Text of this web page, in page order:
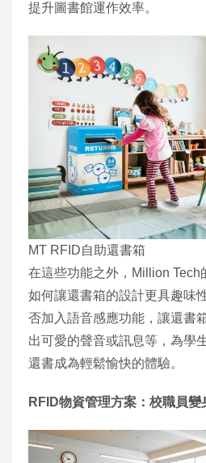
提升圖書館運作效率。
MT RFID自助還書箱
在這些功能之外，Million Tech
如何讓還書箱的設計更具趣味
否加入語音感應功能，讓還書
出可愛的聲音或訊息等，為學
還書成為輕鬆愉快的體驗。
RFID物資管理方案：校職員變